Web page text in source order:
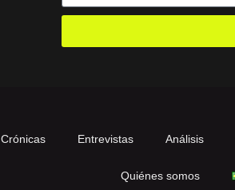
Crónicas Entrevistas Análisis
Quiénes somos